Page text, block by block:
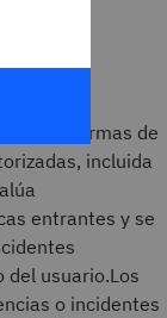
de firmas de
incluida
entrantes y se
del usuario.Los
o incidentes